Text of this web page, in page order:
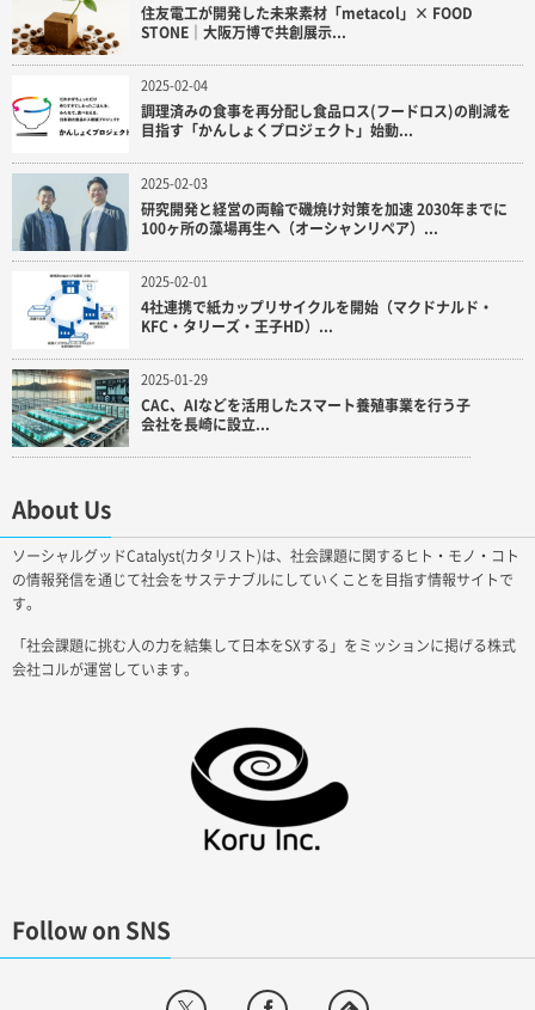
住友電工が開発した未来素材「metacol」× FOOD
STONE｜大阪万博で共創展示...
2025-02-04
調理済みの食事を再分配し食品ロス(フードロス)の削減を
目指す「かんしょくプロジェクト」始動...
2025-02-03
研究開発と経営の両輪で磯焼け対策を加速 2030年までに
100ヶ所の藻場再生へ（オーシャンリペア）...
2025-02-01
4社連携で紙カップリサイクルを開始（マクドナルド・
KFC・タリーズ・王子HD）...
2025-01-29
CAC、AIなどを活用したスマート養殖事業を行う子
会社を長崎に設立...
About Us
ソーシャルグッドCatalyst(カタリスト)は、社会課題に関するヒト・モノ・コト
の情報発信を通じて社会をサステナブルにしていくことを目指す情報サイトで
す。
「社会課題に挑む人の力を結集して日本をSXする」をミッションに掲げる株式
会社コルが運営しています。
Follow on SNS